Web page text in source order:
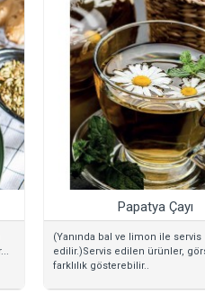
Papatya Çayı
(Yanında bal ve limon ile servis
edilir.)Servis edilen ürünler,
farklılık gösterebilir..